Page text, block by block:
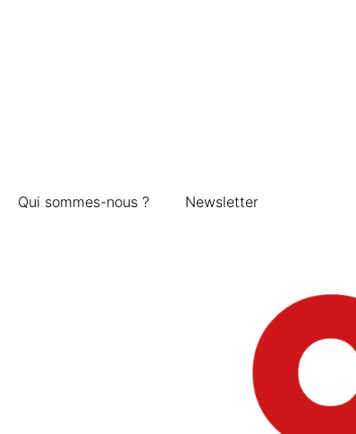
Qui sommes-nous ? Newsletter